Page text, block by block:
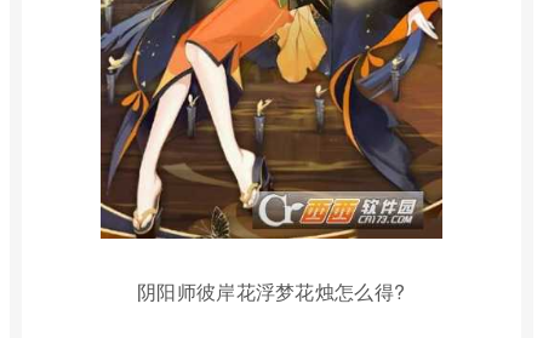
阴阳师彼岸花浮梦花烛怎么得?